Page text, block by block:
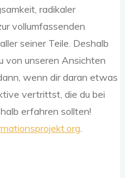
radikaler
vollumfassenden
seiner Teile. Deshalb
von unseren Ansichten
wenn dir daran etwas
vertrittst, die du bei
erfahren sollten!
.